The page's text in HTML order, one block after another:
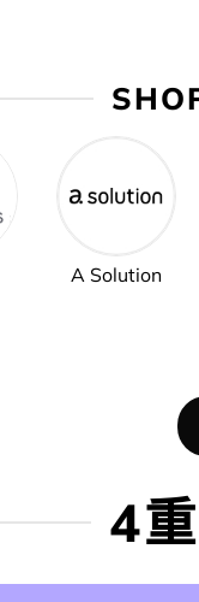
A Solution
4